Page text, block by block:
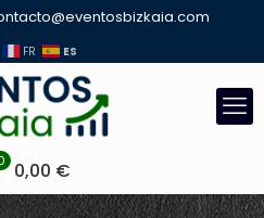
FR ES
0,00 €